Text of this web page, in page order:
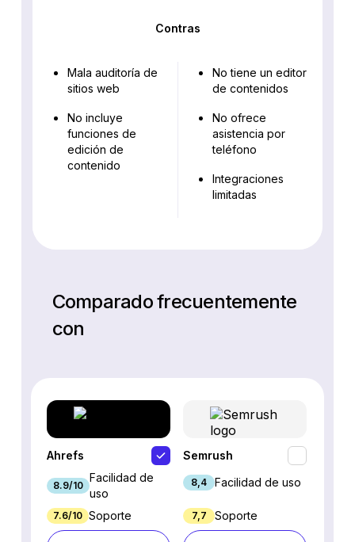
Contras
Mala auditoría de
sitios web
No incluye
funciones de
edición de
contenido
No tiene un editor
de contenidos
No ofrece
asistencia por
teléfono
Integraciones
limitadas
Comparado frecuentemente
con
Ahrefs
8.9/10
Facilidad de
uso
7.6/10 Soporte
Semrush
8,4 Facilidad de uso
7,7 Soporte